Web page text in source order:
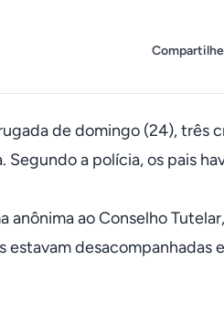
de domingo (24), três
a polícia, os pais
ao Conselho
desacompanhadas